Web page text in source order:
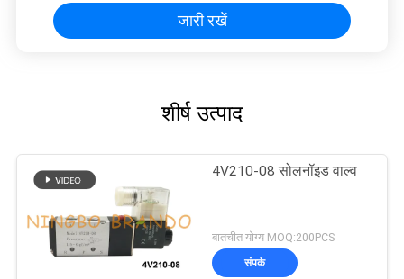
जारी रखें
शीर्ष उत्पाद
4V210-08 सोलनॉइड वाल्व
बातचीत योग्य MOQ:200PCS
संपर्क